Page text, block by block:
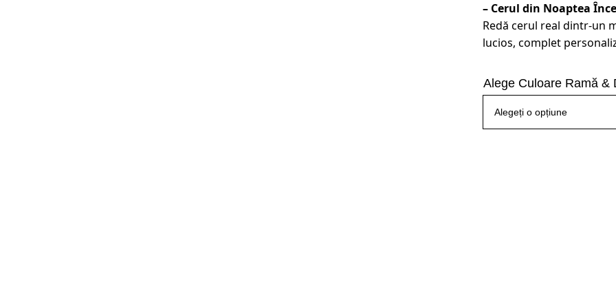
– Cerul din Noaptea
Redă cerul real dintr-un
lucios, complet
Alege Culoare Ramă &